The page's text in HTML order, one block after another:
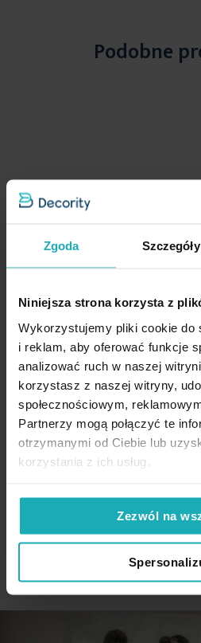
Zgoda Szczegóły
Niniejsza strona korzysta z
Wykorzystujemy pliki cookie do
i reklam, aby oferować funkcje
analizować ruch w naszej
korzystasz z naszej witryny,
społecznościowym,
Partnerzy mogą połączyć te
otrzymanymi od Ciebie lub
korzystania z ich usług.
Zezwól na
wieńców czy girland.Podobne
Opinie
Na podstawie 1226 opinii.
Wszystko ok